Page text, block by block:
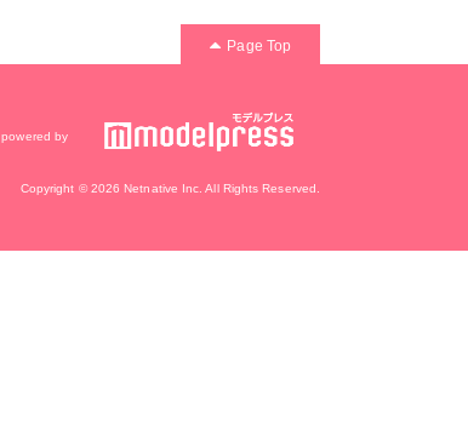
Page Top
powered by
Copyright © 2026 Netnative Inc. All Rights Reserved.